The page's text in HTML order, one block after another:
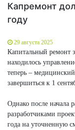
Капремонт
году
29 августа 2025
Капитальный ремонт
находилось
теперь –
завершиться к 1
Однако после
разработчиками
года на уточненную